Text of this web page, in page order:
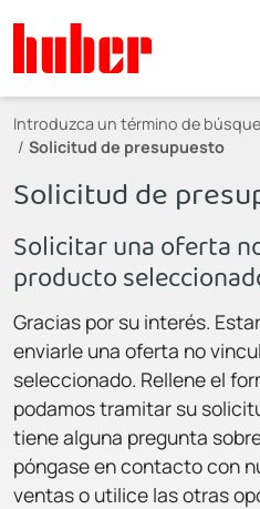
Introduzca un término de
Solicitud de presupuesto
Solicitud de
Solicitar una oferta
producto
Gracias por su interés.
enviarle una oferta no
seleccionado. Rellene el
podamos tramitar su
tiene alguna pregunta
póngase en contacto con
ventas o utilice las otras